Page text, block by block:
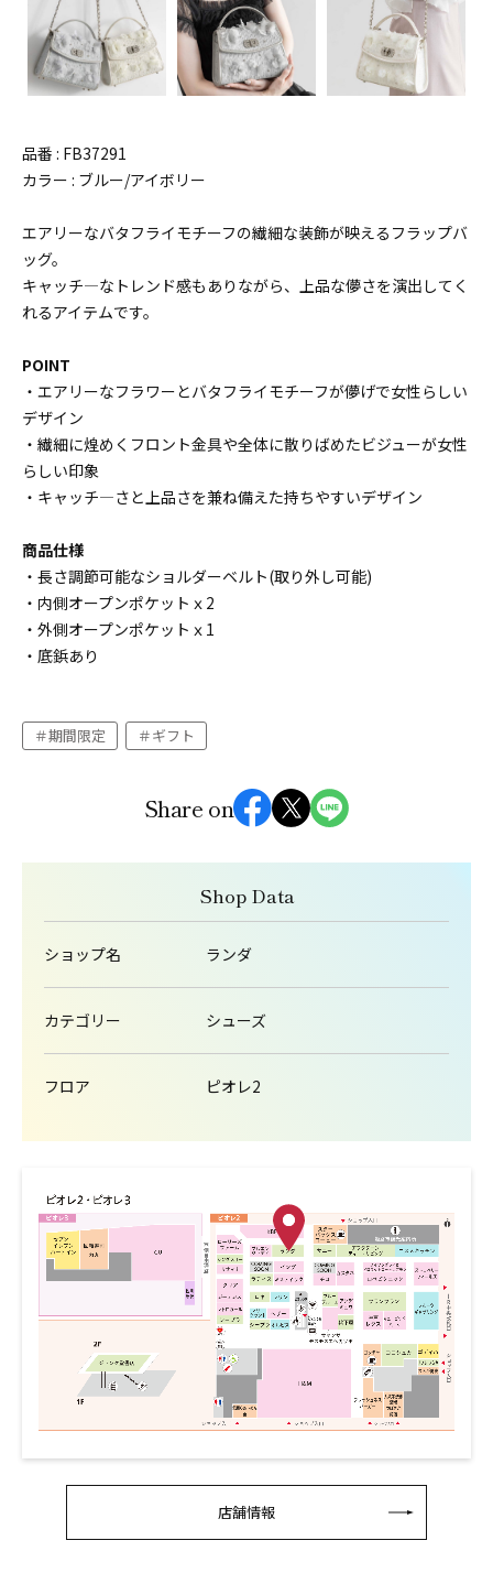
品番 : FB37291
カラー : ブルー/アイボリー
エアリーなバタフライモチーフの繊細な装飾が映えるフラップバ
ッグ。
キャッチ―なトレンド感もありながら、上品な儚さを演出してく
れるアイテムです。
POINT
・エアリーなフラワーとバタフライモチーフが儚げで女性らしい
デザイン
・繊細に煌めくフロント金具や全体に散りばめたビジューが女性
らしい印象
・キャッチ―さと上品さを兼ね備えた持ちやすいデザイン
商品仕様
・長さ調節可能なショルダーベルト(取り外し可能)
・内側オープンポケットｘ2
・外側オープンポケットｘ1
・底鋲あり
期間限定 ギフト
Share on
Shop Data
ショップ名 ランダ
カテゴリー シューズ
フロア ピオレ2
店舗情報